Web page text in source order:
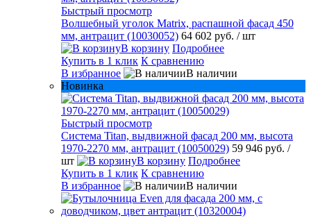
Быстрый просмотр
Волшебный уголок Matrix, распашной фасад 450
мм, антрацит (10030052) 64 602 руб. / шт
В корзину Подробнее
Купить в 1 клик К сравнению
В избранное
В наличии
Новинка
Быстрый просмотр
Система Titan, выдвижной фасад 200 мм, высота
1970-2270 мм, антрацит (10050029) 59 946 руб. /
шт
В корзину Подробнее
Купить в 1 клик К сравнению
В избранное
В наличии